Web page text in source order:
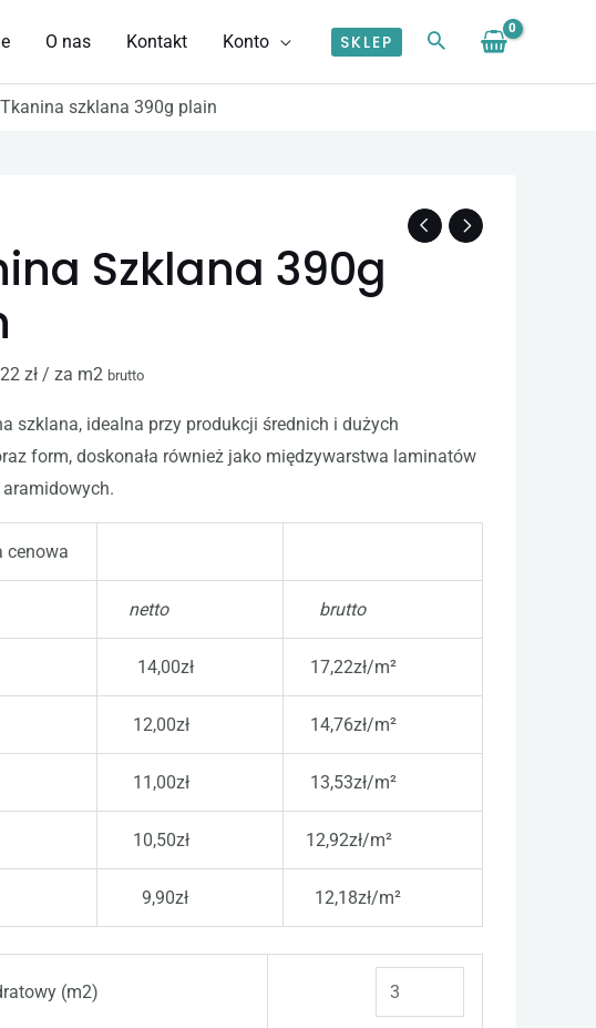
O nas Kontakt Konto SKLEP
Tkanina szklana 390g plain
Szklana 390g
zł/ za m2 brutto
szklana, idealna przy produkcji średnich i dużych
form, doskonała również jako międzywarstwa laminatów
cenowa
netto brutto
14,00zł 17,22zł/m²
12,00zł 14,76zł/m²
11,00zł 13,53zł/m²
10,50zł 12,92zł/m²
9,90zł 12,18zł/m²
(m2)